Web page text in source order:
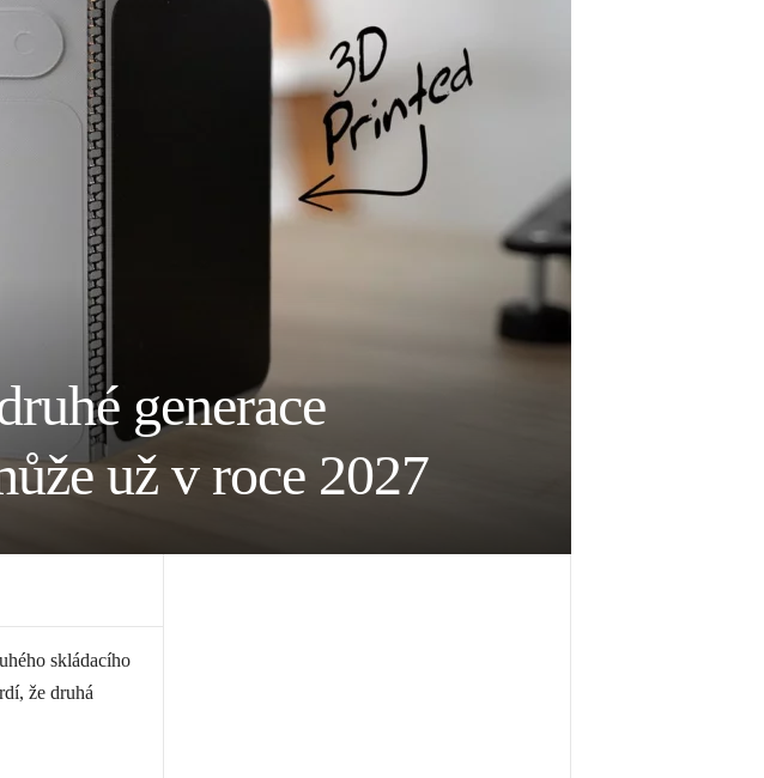
generace
už v roce 2027
skládacího
že druhá